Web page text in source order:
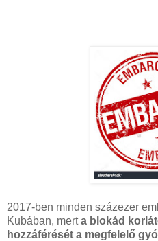
2017-ben minden százezer
Kubában, merta blokád
hozzáférését a megfelelő